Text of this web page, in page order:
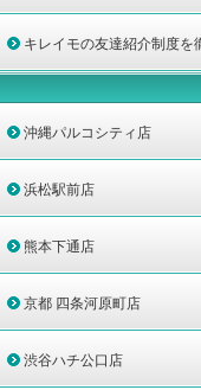
キレイモの友達紹介制度を
沖縄パルコシティ店
浜松駅前店
熊本下通店
京都 四条河原町店
渋谷ハチ公口店